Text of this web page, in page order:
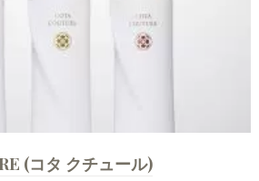
(コタ クチュール)